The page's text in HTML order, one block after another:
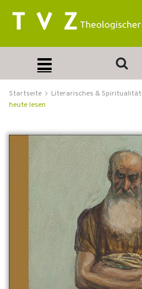
Startseite Literarisches & Spiritualität
heute lesen